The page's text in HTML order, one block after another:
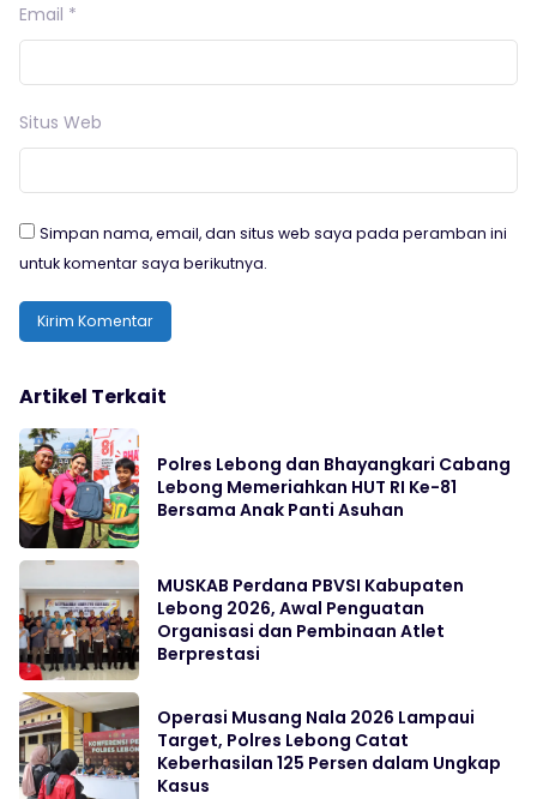
Email *
Situs Web
Simpan nama, email, dan situs web saya pada peramban ini
untuk komentar saya berikutnya.
Artikel Terkait
Polres Lebong dan Bhayangkari Cabang
Lebong Memeriahkan HUT RI Ke-81
Bersama Anak Panti Asuhan
MUSKAB Perdana PBVSI Kabupaten
Lebong 2026, Awal Penguatan
Organisasi dan Pembinaan Atlet
Berprestasi
Operasi Musang Nala 2026 Lampaui
Target, Polres Lebong Catat
Keberhasilan 125 Persen dalam Ungkap
Kasus